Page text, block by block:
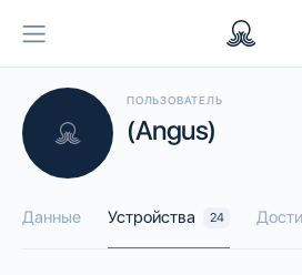
ПОЛЬЗОВАТЕЛЬ
(Angus)
Данные Устройства 24